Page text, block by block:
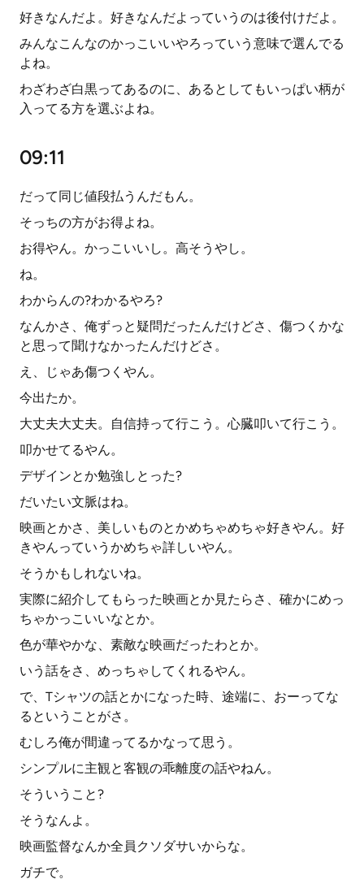
好きなんだよ。好きなんだよっていうのは後付けだよ。
みんなこんなのかっこいいやろっていう意味で選んでる
よね。
わざわざ白黒ってあるのに、あるとしてもいっぱい柄が
入ってる方を選ぶよね。
09:11
だって同じ値段払うんだもん。
そっちの方がお得よね。
お得やん。かっこいいし。高そうやし。
ね。
わからんの?わかるやろ?
なんかさ、俺ずっと疑問だったんだけどさ、傷つくかな
と思って聞けなかったんだけどさ。
え、じゃあ傷つくやん。
今出たか。
大丈夫大丈夫。自信持って行こう。心臓叩いて行こう。
叩かせてるやん。
デザインとか勉強しとった?
だいたい文脈はね。
映画とかさ、美しいものとかめちゃめちゃ好きやん。好
きやんっていうかめちゃ詳しいやん。
そうかもしれないね。
実際に紹介してもらった映画とか見たらさ、確かにめっ
ちゃかっこいいなとか。
色が華やかな、素敵な映画だったわとか。
いう話をさ、めっちゃしてくれるやん。
で、Tシャツの話とかになった時、途端に、おーってな
るということがさ。
むしろ俺が間違ってるかなって思う。
シンプルに主観と客観の乖離度の話やねん。
そういうこと?
そうなんよ。
映画監督なんか全員クソダサいからな。
ガチで。